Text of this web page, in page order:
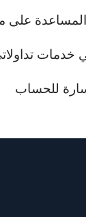
على
خدمات
للحساب